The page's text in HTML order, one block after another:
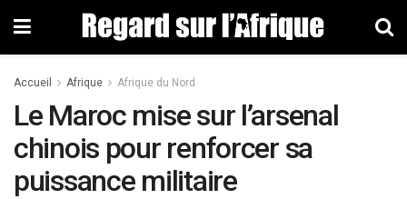
Accueil Afrique Afrique du Nord
Le Maroc mise sur l’arsenal
chinois pour renforcer sa
puissance militaire